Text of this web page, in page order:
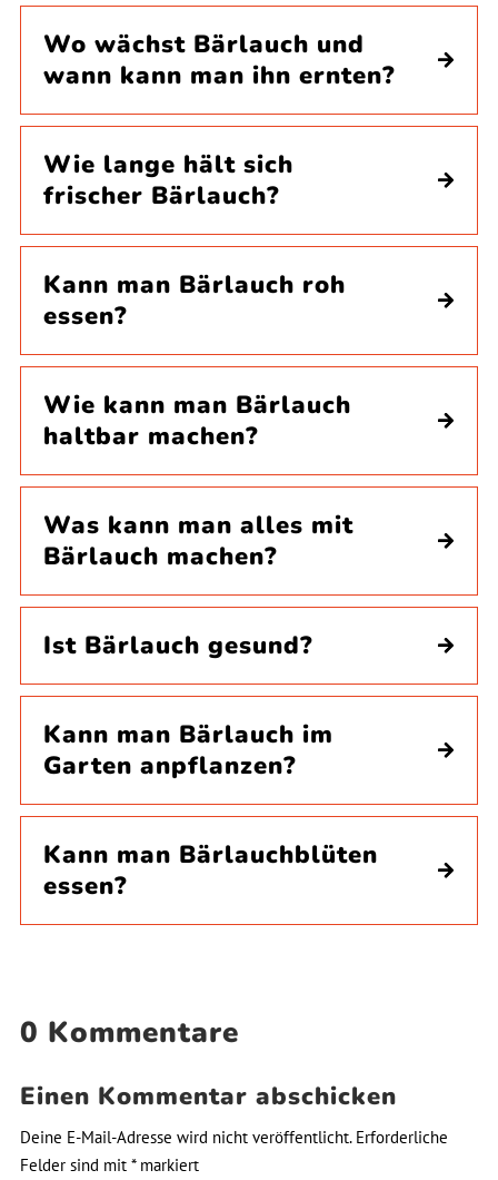
Wo wächst Bärlauch und
wann kann man ihn ernten?
Wie lange hält sich
frischer Bärlauch?
Kann man Bärlauch roh
essen?
Wie kann man Bärlauch
haltbar machen?
Was kann man alles mit
Bärlauch machen?
Ist Bärlauch gesund?
Kann man Bärlauch im
Garten anpflanzen?
Kann man Bärlauchblüten
essen?
0 Kommentare
Einen Kommentar abschicken
Deine E-Mail-Adresse wird nicht veröffentlicht. Erforderliche
Felder sind mit *markiert